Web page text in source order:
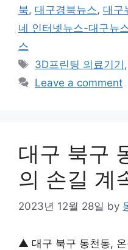
북, 대구경북뉴스, 대구
네 인터넷뉴스-대구뉴
스
Tags
3D프린팅 의료기기
Leave a comment
대구 북구
의 손길 계
2023년 12월 28일 by
▲ 대구 북구 동천동,